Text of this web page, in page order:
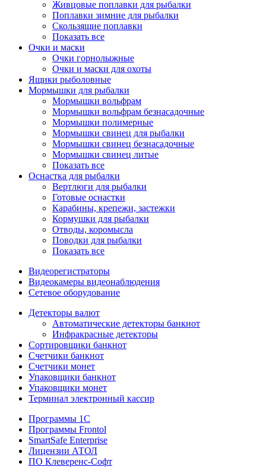
Живцовые поплавки для рыбалки
Поплавки зимние для рыбалки
Скользящие поплавки
Показать все
Очки и маски
Очки горнолыжные
Очки и маски для охоты
Ящики рыболовные
Мормышки для рыбалки
Мормышки вольфрам
Мормышки вольфрам безнасадочные
Мормышки полимерные
Мормышки свинец для рыбалки
Мормышки свинец безнасадочные
Мормышки свинец литые
Показать все
Оснастка для рыбалки
Вертлюги для рыбалки
Готовые оснастки
Карабины, крепежи, застежки
Кормушки для рыбалки
Отводы, коромысла
Поводки для рыбалки
Показать все
Видеорегистраторы
Видеокамеры видеонаблюдения
Сетевое оборудование
Детекторы валют
Автоматические детекторы банкнот
Инфракрасные детекторы
Сортировщики банкнот
Счетчики банкнот
Счетчики монет
Упаковщики банкнот
Упаковщики монет
Терминал электронный кассир
Программы 1C
Программы Frontol
SmartSafe Enterprise
Лицензии АТОЛ
ПО Клеверенс-Софт